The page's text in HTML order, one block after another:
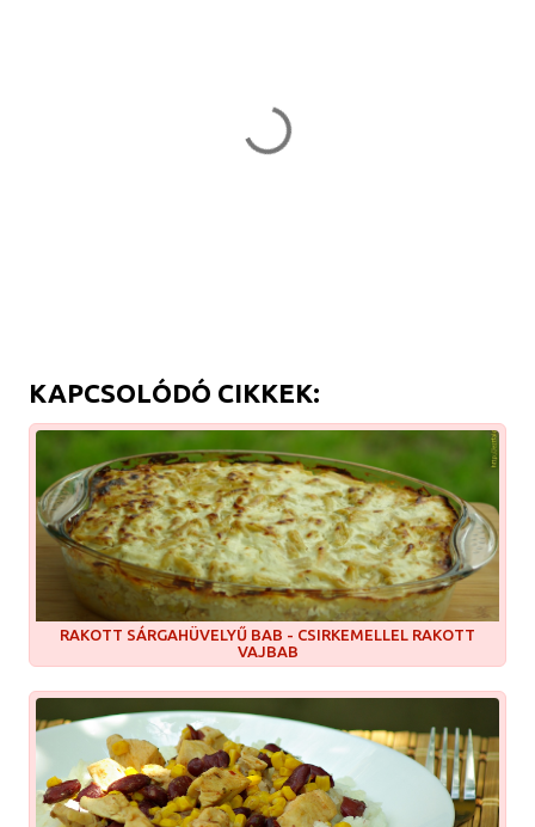
KAPCSOLÓDÓ CIKKEK:
RAKOTT SÁRGAHÜVELYŰ BAB - CSIRKEMELLEL RAKOTT
VAJBAB